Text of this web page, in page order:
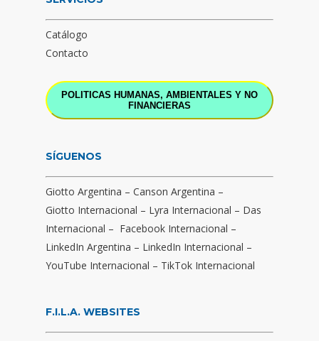
Catálogo
Contacto
POLITICAS HUMANAS, AMBIENTALES Y NO
FINANCIERAS
SÍGUENOS
Giotto Argentina – Canson Argentina –
Giotto Internacional – Lyra Internacional – Das
Internacional – Facebook Internacional –
LinkedIn Argentina – LinkedIn Internacional –
YouTube Internacional – TikTok Internacional
F.I.L.A. WEBSITES